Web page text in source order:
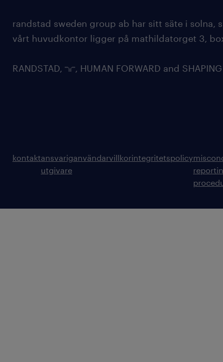
randstad sweden group ab har sitt säte i solna,
vårt huvudkontor ligger på mathildatorget 3,
RANDSTAD, , HUMAN FORWARD and
kontaktansvarig
utgivare
användarvillkorintegritetspolicy